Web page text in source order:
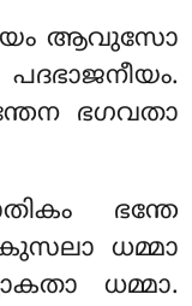
ആവുസോ
ഭഗവതാ
ഭന്തേ
ധമ്മാ
ധമ്മാ.